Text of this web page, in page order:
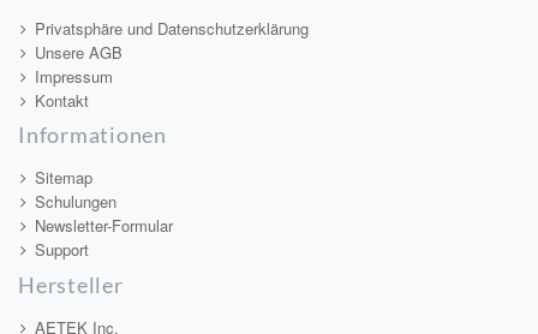
Privatsphäre und Datenschutzerklärung
Unsere AGB
Impressum
Kontakt
Informationen
Sitemap
Schulungen
Newsletter-Formular
Support
Hersteller
AETEK Inc.